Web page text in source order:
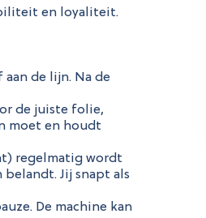
en loyaliteit.
aan de lijn. Na de
de juiste folie,
moet en houdt
regelmatig wordt
Jij snapt als
De machine kan